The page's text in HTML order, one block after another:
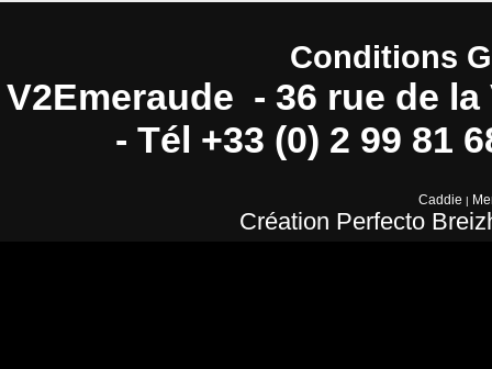
Conditions
V2Emeraude - 36 rue de
- Tél +33 (0) 2 99 81
Caddie |
Création Perfecto